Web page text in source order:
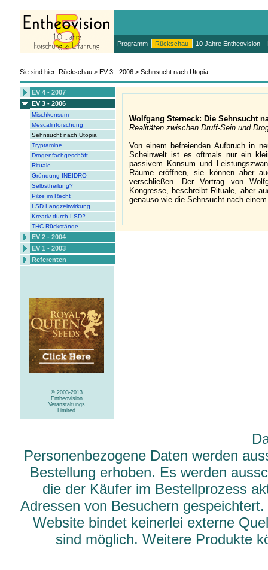
Programm Rückschau 10 Jahre Entheovision
Sie sind hier: Rückschau > EV 3 - 2006 > Sehnsucht nach Utopia
EV 4 - 2007
EV 3 - 2006
Mischkonsum
Mescalinforschung
Sehnsucht nach Utopia
Tryptamine
Drogenfachgeschäft
Rituale
Gründung INEIDRO
Selbstheilung?
Pilze im Recht
LSD Langzeitwirkung
Kreativ durch LSD?
THC-Rückstände
EV 2 - 2004
EV 1 - 2003
Referenten
© 2003-2013
Entheovision
Veranstaltungs
Limited
Wolfgang Sterneck: Die Sehnsucht
Realitäten zwischen Druff-Sein und
Von einem befreienden Aufbruch in
Scheinwelt ist es oftmals nur ein
passivem Konsum und
Räume eröffnen, sie können aber
verschließen. Der Vortrag von
Kongresse, beschreibt Rituale, aber
genauso wie die Sehnsucht nach
Personenbezogene Daten werden
Bestellung erhoben. Es werden
die der Käufer im Bestellprozess
Adressen von Besuchern
Website bindet keinerlei externe
sind möglich. Weitere Produkte